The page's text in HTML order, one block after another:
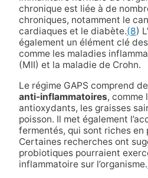
chronique est liée à de
chroniques, notamment le
cardiaques et le diabète.(8)
également un élément clé
comme les maladies
(MII) et la maladie de Crohn.
Le régime GAPS comprend
anti-inflammatoires, comme
antioxydants, les graisses
poisson. Il met également
fermentés, qui sont riches en
Certaines recherches ont
probiotiques pourraient
inflammatoire sur l’organisme.